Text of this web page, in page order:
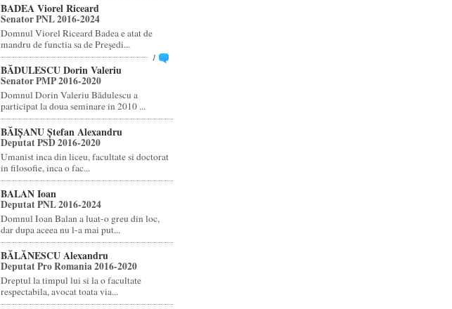
BADEA Viorel Riceard
Senator PNL 2016-2024
Domnul Viorel Riceard Badea e atat de
mandru de functia sa de Preşedi...
1
BĂDULESCU Dorin Valeriu
Senator PMP 2016-2020
Domnul Dorin Valeriu Bădulescu a
participat la doua seminare in 2010 ...
BĂIȘANU Ștefan Alexandru
Deputat PSD 2016-2020
Umanist inca din liceu, facultate si doctorat
in filosofie, inca o fac...
BALAN Ioan
Deputat PNL 2016-2024
Domnul Ioan Balan a luat-o greu din loc,
dar dupa aceea nu l-a mai put...
BĂLĂNESCU Alexandru
Deputat Pro Romania 2016-2020
Dreptul la timpul lui si la o facultate
respectabila, avocat toata via...